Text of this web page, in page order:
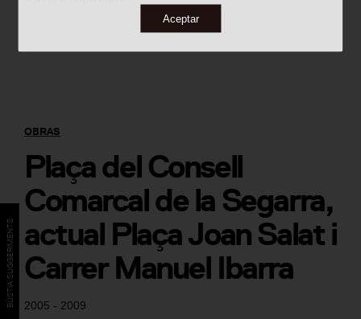
Aceptar
2005 - 2009
OBRAS
Plaça del Consell
Comarcal de la Segarra,
actual Plaça Joan Salat i
Carrer Manuel Ibarra
BÚSTIA SUGGERIMENTS